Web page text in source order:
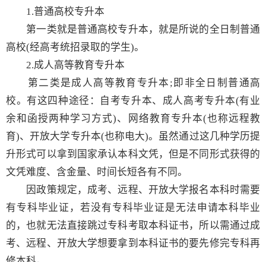
1.普通高校专升本
第一类就是普通高校专升本，就是所说的全日制普通
高校(经高考统招录取的学生)。
2.成人高等教育专升本
第二类是成人高等教育专升本;即非全日制普通高
校。有这四种途径：自考专升本、成人高考专升本(有业
余和函授两种学习方式)、网络教育专升本(也称远程教
育)、开放大学专升本(也称电大)。虽然通过这几种学历提
升形式可以拿到国家承认本科文凭，但是不同形式获得的
文凭难度、含金量、时间长短各有不同。
因政策规定，成考、远程、开放大学报名本科时需要
有专科毕业证，若没有专科毕业证是无法申请本科毕业
的，也就无法直接跳过专科考取本科证书，所以需通过成
考、远程、开放大学想要拿到本科证书的要先修完专科再